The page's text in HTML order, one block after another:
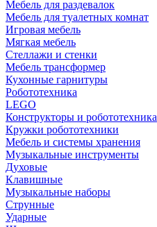
Мебель для раздевалок
Мебель для туалетных комнат
Игровая мебель
Мягкая мебель
Стеллажи и стенки
Мебель трансформер
Кухонные гарнитуры
Робототехника
LEGO
Конструкторы и робототехника
Кружки робототехники
Мебель и системы хранения
Музыкальные инструменты
Духовые
Клавишные
Музыкальные наборы
Струнные
Ударные